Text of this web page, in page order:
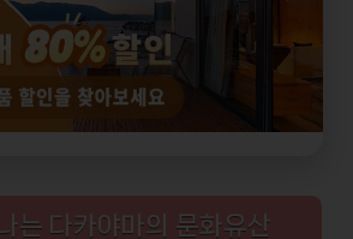
는 다카야마의 문화유산